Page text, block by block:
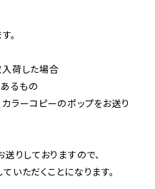
。
入荷した場合
るもの
ラーコピーのポップをお送り
りしておりますので、
いただくことになります。